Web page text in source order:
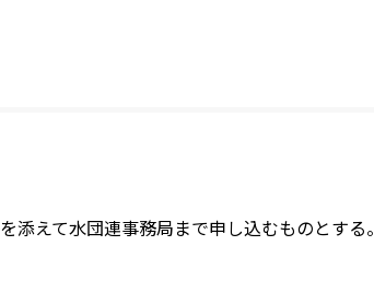
えて水団連事務局まで申し込むものとする。